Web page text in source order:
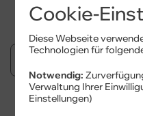
Cookie-
Diese Webseite
Technologien für
Notwendig:
Verwaltung Ihrer
Einstellungen)